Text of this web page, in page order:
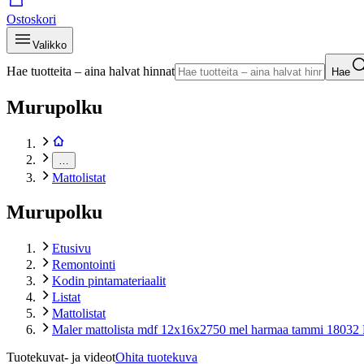
Ostoskori
Valikko
Hae tuotteita – aina halvat hinnat Hae
Murupolku
Mattolistat
Murupolku
Etusivu
Remontointi
Kodin pintamateriaalit
Listat
Mattolistat
Maler mattolista mdf 12x16x2750 mel harmaa tammi 18032
Tuotekuvat- ja videotOhita tuotekuva